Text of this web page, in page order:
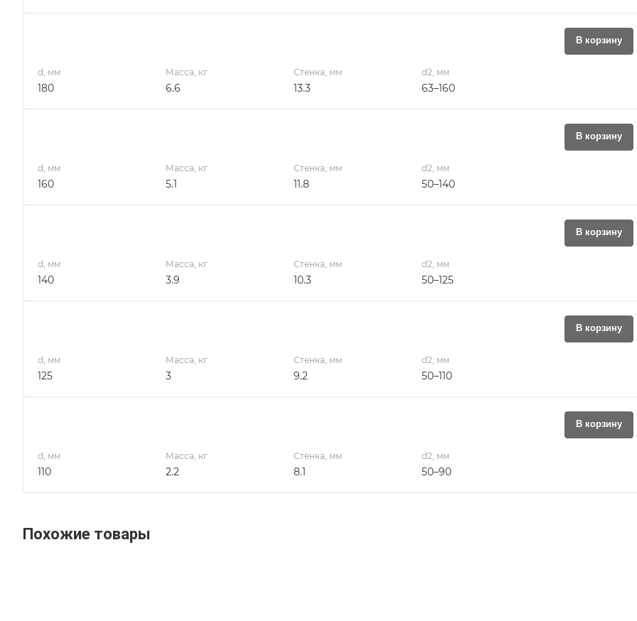
В корзину
d, мм
180
Масса, кг
6.6
Стенка, мм
13.3
d2, мм
63–160
В корзину
d, мм
160
Масса, кг
5.1
Стенка, мм
11.8
d2, мм
50–140
В корзину
d, мм
140
Масса, кг
3.9
Стенка, мм
10.3
d2, мм
50–125
В корзину
d, мм
125
Масса, кг
3
Стенка, мм
9.2
d2, мм
50–110
В корзину
d, мм
110
Масса, кг
2.2
Стенка, мм
8.1
d2, мм
50–90
Похожие товары